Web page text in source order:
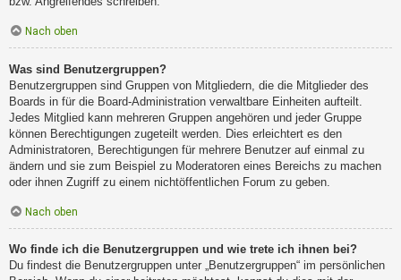
Nach oben
Was sind Benutzergruppen?
Benutzergruppen sind Gruppen von Mitgliedern, die die Mitglieder des
Boards in für die Board-Administration verwaltbare Einheiten aufteilt.
Jedes Mitglied kann mehreren Gruppen angehören und jeder Gruppe
können Berechtigungen zugeteilt werden. Dies erleichtert es den
Administratoren, Berechtigungen für mehrere Benutzer auf einmal zu
ändern und sie zum Beispiel zu Moderatoren eines Bereichs zu machen
oder ihnen Zugriff zu einem nichtöffentlichen Forum zu geben.
Nach oben
Wo finde ich die Benutzergruppen und wie trete ich ihnen bei?
Du findest die Benutzergruppen unter „Benutzergruppen“ im persönlichen